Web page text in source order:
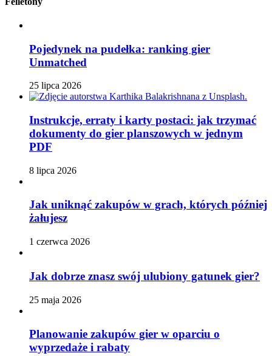
Pojedynek na pudełka: ranking gier
Unmatched
25 lipca 2026
Instrukcje, erraty i karty postaci: jak trzymać
dokumenty do gier planszowych w jednym
PDF
8 lipca 2026
Jak uniknąć zakupów w grach, których później
żałujesz
1 czerwca 2026
Jak dobrze znasz swój ulubiony gatunek gier?
25 maja 2026
Planowanie zakupów gier w oparciu o
wyprzedaże i rabaty